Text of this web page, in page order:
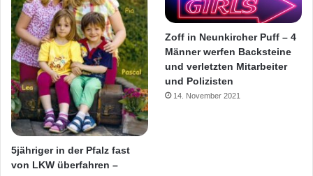
5jähriger in der Pfalz fast
von LKW überfahren –
Zoff in Neunkircher Puff – 4
Männer werfen Backsteine
und verletzten Mitarbeiter
und Polizisten
14. November 2021